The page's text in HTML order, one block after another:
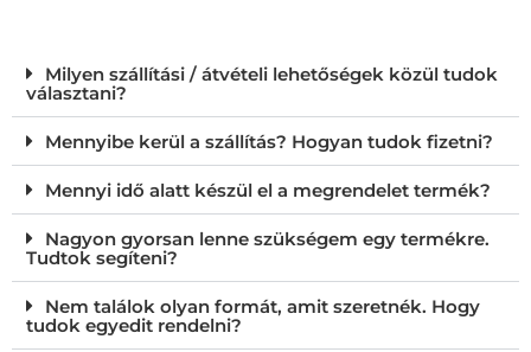
Milyen szállítási / átvételi lehetőségek közül tudok
választani?
Mennyibe kerül a szállítás? Hogyan tudok fizetni?
Mennyi idő alatt készül el a megrendelet termék?
Nagyon gyorsan lenne szükségem egy termékre.
Tudtok segíteni?
Nem találok olyan formát, amit szeretnék. Hogy
tudok egyedit rendelni?